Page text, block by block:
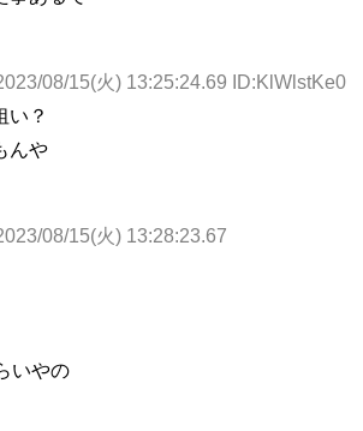
08/15(火) 13:25:24.69 ID:KlWlstKe0
い？
んや
08/15(火) 13:28:23.67
いやの